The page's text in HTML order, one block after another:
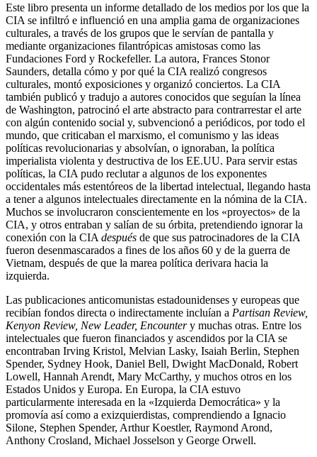
Este libro presenta un informe detallado de los medios por los que la
CIA se infiltró e influenció en una amplia gama de organizaciones
culturales, a través de los grupos que le servían de pantalla y
mediante organizaciones filantrópicas amistosas como las
Fundaciones Ford y Rockefeller. La autora, Frances Stonor
Saunders, detalla cómo y por qué la CIA realizó congresos
culturales, montó exposiciones y organizó conciertos. La CIA
también publicó y tradujo a autores conocidos que seguían la línea
de Washington, patrocinó el arte abstracto para contrarrestar el arte
con algún contenido social y, subvencionó a periódicos, por todo el
mundo, que criticaban el marxismo, el comunismo y las ideas
políticas revolucionarias y absolvían, o ignoraban, la política
imperialista violenta y destructiva de los EE.UU. Para servir estas
políticas, la CIA pudo reclutar a algunos de los exponentes
occidentales más estentóreos de la libertad intelectual, llegando hasta
a tener a algunos intelectuales directamente en la nómina de la CIA.
Muchos se involucraron conscientemente en los «proyectos» de la
CIA, y otros entraban y salían de su órbita, pretendiendo ignorar la
conexión con la CIA después de que sus patrocinadores de la CIA
fueron desenmascarados a fines de los años 60 y de la guerra de
Vietnam, después de que la marea política derivara hacia la
izquierda.
Las publicaciones anticomunistas estadounidenses y europeas que
recibían fondos directa o indirectamente incluían a Partisan Review,
Kenyon Review, New Leader, Encountery muchas otras. Entre los
intelectuales que fueron financiados y ascendidos por la CIA se
encontraban Irving Kristol, Melvian Lasky, Isaiah Berlin, Stephen
Spender, Sydney Hook, Daniel Bell, Dwight MacDonald, Robert
Lowell, Hannah Arendt, Mary McCarthy, y muchos otros en los
Estados Unidos y Europa. En Europa, la CIA estuvo
particularmente interesada en la «Izquierda Democrática» y la
promovía así como a exizquierdistas, comprendiendo a Ignacio
Silone, Stephen Spender, Arthur Koestler, Raymond Arond,
Anthony Crosland, Michael Josselson y George Orwell.